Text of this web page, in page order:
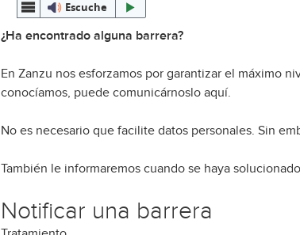
Escuche
¿Ha encontrado alguna barrera?
En Zanzu nos esforzamos por garantizar el máximo
conocíamos, puede comunicárnoslo aquí.
No es necesario que facilite datos personales. Sin
También le informaremos cuando se haya
Notificar una barrera